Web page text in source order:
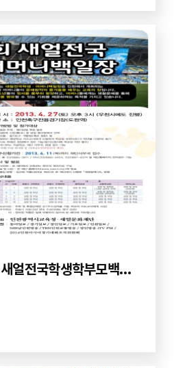
제28회(2013년) 새얼전국학생학부모백일장